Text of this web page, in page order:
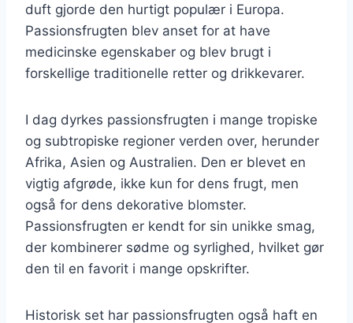
duft gjorde den hurtigt populær i Europa.
Passionsfrugten blev anset for at have
medicinske egenskaber og blev brugt i
forskellige traditionelle retter og drikkevarer.
I dag dyrkes passionsfrugten i mange tropiske
og subtropiske regioner verden over, herunder
Afrika, Asien og Australien. Den er blevet en
vigtig afgrøde, ikke kun for dens frugt, men
også for dens dekorative blomster.
Passionsfrugten er kendt for sin unikke smag,
der kombinerer sødme og syrlighed, hvilket gør
den til en favorit i mange opskrifter.
Historisk set har passionsfrugten også haft en